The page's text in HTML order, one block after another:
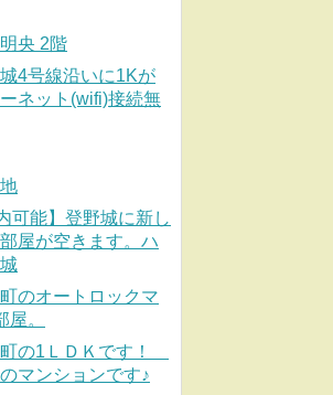
央 2階
4号線沿いに1Kが
ネット(wifi)接続無
可能】登野城に新し
屋が空きます。ハ
のオートロックマ
。
町の1ＬＤＫです！
マンションです♪